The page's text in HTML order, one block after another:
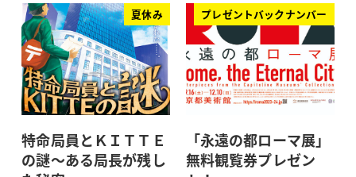
夏休み
特命局員とＫＩＴＴＥ
の謎～ある局長が残し
プレゼントバックナンバー
「永遠の都ローマ展」
無料観覧券プレゼン